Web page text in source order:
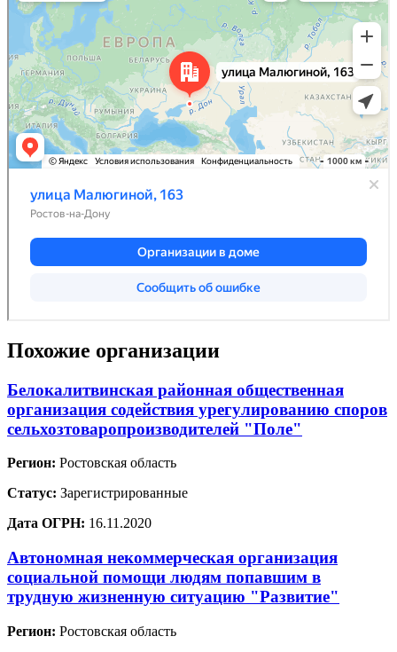
Похожие организации
Белокалитвинская районная общественная
организация содействия урегулированию споров
сельхозтоваропроизводителей "Поле"
Регион: Ростовская область
Статус: Зарегистрированные
Дата ОГРН: 16.11.2020
Автономная некоммерческая организация
социальной помощи людям попавшим в
трудную жизненную ситуацию "Развитие"
Регион: Ростовская область